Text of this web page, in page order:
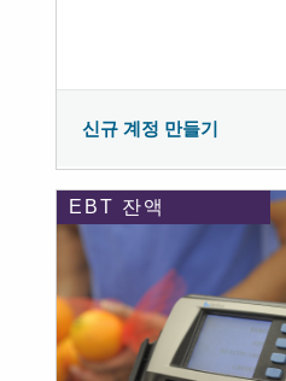
신규 계정 만들기
EBT 잔액